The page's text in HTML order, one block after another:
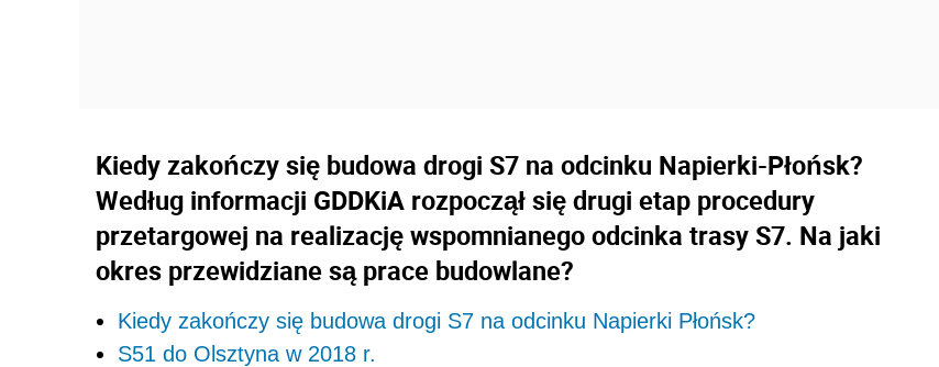
Kiedy zakończy się budowa drogi S7 na odcinku Napierki-Płońsk?
Według informacji GDDKiA rozpoczął się drugi etap procedury
przetargowej na realizację wspomnianego odcinka trasy S7. Na jaki
okres przewidziane są prace budowlane?
Kiedy zakończy się budowa drogi S7 na odcinku Napierki Płońsk?
S51 do Olsztyna w 2018 r.